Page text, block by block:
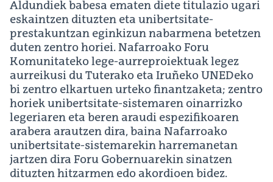
Aldundiek babesa ematen diete titulazio ugari
eskaintzen dituzten eta unibertsitate-
prestakuntzan eginkizun nabarmena betetzen
duten zentro horiei. Nafarroako Foru
Komunitateko lege-aurreproiektuak legez
aurreikusi du Tuterako eta Iruñeko UNEDeko
bi zentro elkartuen urteko finantzaketa; zentro
horiek unibertsitate-sistemaren oinarrizko
legeriaren eta beren araudi espezifikoaren
arabera arautzen dira, baina Nafarroako
unibertsitate-sistemarekin harremanetan
jartzen dira Foru Gobernuarekin sinatzen
dituzten hitzarmen edo akordioen bidez.